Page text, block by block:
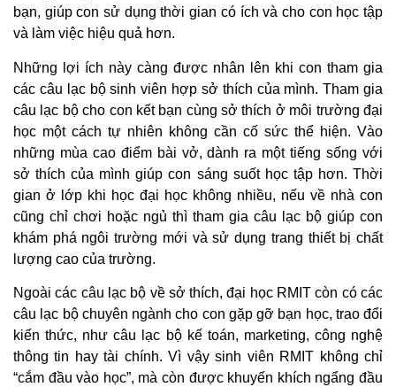
bạn, giúp con sử dụng thời gian có ích và cho con học tập
và làm việc hiệu quả hơn.
Những lợi ích này càng được nhân lên khi con tham gia
các câu lạc bộ sinh viên hợp sở thích của mình. Tham gia
câu lạc bộ cho con kết bạn cùng sở thích ở môi trường đại
học một cách tự nhiên không cần cố sức thể hiện. Vào
những mùa cao điểm bài vở, dành ra một tiếng sống với
sở thích của mình giúp con sáng suốt học tập hơn. Thời
gian ở lớp khi học đại học không nhiều, nếu về nhà con
cũng chỉ chơi hoặc ngủ thì tham gia câu lạc bộ giúp con
khám phá ngôi trường mới và sử dụng trang thiết bị chất
lượng cao của trường.
Ngoài các câu lạc bộ về sở thích, đại học RMIT còn có các
câu lạc bộ chuyên ngành cho con gặp gỡ bạn học, trao đổi
kiến thức, như câu lạc bộ kế toán, marketing, công nghệ
thông tin hay tài chính. Vì vậy sinh viên RMIT không chỉ
“cắm đầu vào học”, mà còn được khuyến khích ngẩng đầu